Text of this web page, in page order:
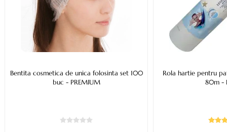
Bentita cosmetica de unica folosinta set 100
buc - PREMIUM
Rola hartie pentru
80m -